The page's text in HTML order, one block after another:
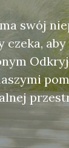
swój
czeka,